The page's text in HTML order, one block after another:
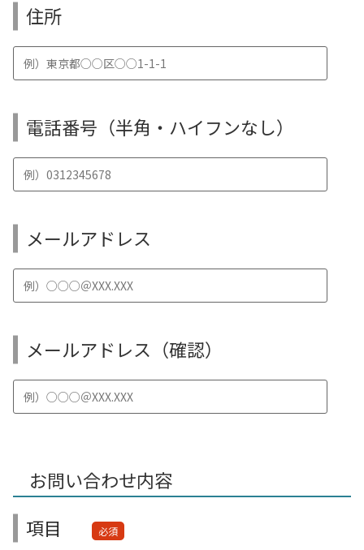
住所
電話番号（半角・ハイフンなし）
メールアドレス
メールアドレス（確認）
お問い合わせ内容
必須